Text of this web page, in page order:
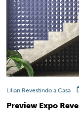
Lilian Revestindo a Casa
Preview Expo